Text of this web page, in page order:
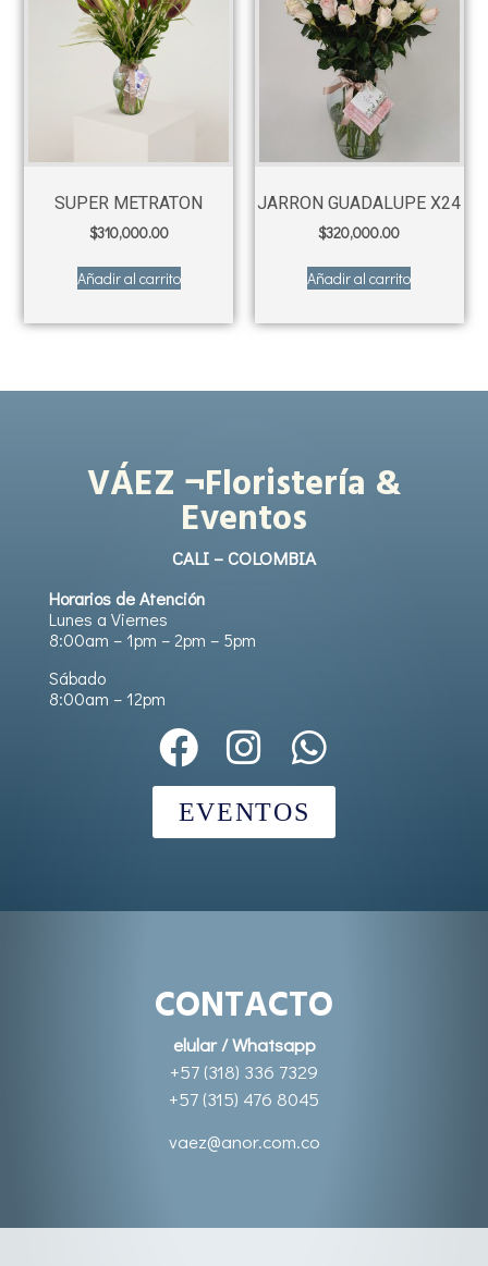
SUPER METRATON
$310,000.00
Añadir al carrito
JARRON GUADALUPE X24
$320,000.00
Añadir al carrito
VÁEZ ¬Floristería &
Eventos
CALI – COLOMBIA
Horarios de Atención
Lunes a Viernes
8:00am – 1pm – 2pm – 5pm
Sábado
8:00am – 12pm
EVENTOS
CONTACTO
elular / Whatsapp
+57 (318) 336 7329
+57 (315) 476 8045
vaez@anor.com.co